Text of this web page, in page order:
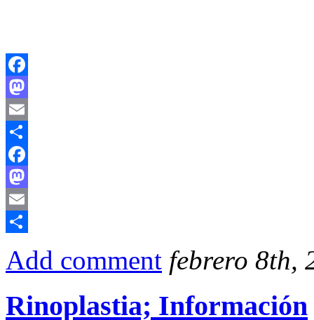
Facebook
Mastodon
Email
Compartir
Facebook
Mastodon
Email
Add comment febrero 8th,
Rinoplastia; Información